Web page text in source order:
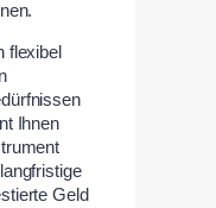
flexibel
Ihnen
Geld